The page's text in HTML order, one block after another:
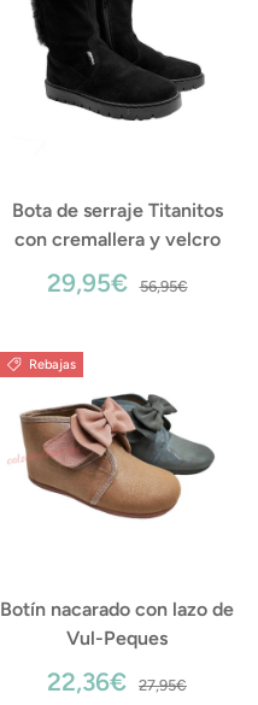
Bota de serraje Titanitos
con cremallera y velcro
29,95€ 56,95€
Rebajas
Botín nacarado con lazo de
Vul-Peques
22,36€ 27,95€